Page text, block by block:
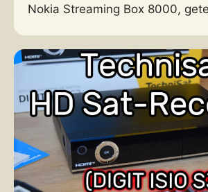
Nokia Streaming Box 8000,